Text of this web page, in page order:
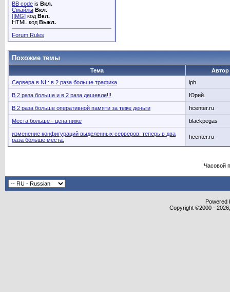
BB code is Вкл.
Смайлы Вкл.
[IMG] код Вкл.
HTML код Выкл.
Forum Rules
Похожие темы
Тема
Автор
Сервера в NL: в 2 раза больше трафика
iph
В 2 раза больше и в 2 раза дешевле!!! Юрий.
В 2 раза больше оперативной памяти за теже деньги hcenter.ru
Места больше - цена ниже blackpegas
изменение конфигураций выделенных серверов: теперь в два
раза больше места.
hcenter.ru
Часовой
Powered
Copyright ©2000 -